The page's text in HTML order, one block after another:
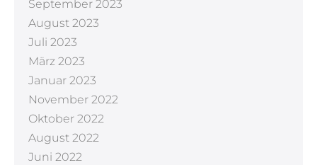
September 2023
August 2023
Juli 2023
März 2023
Januar 2023
November 2022
Oktober 2022
August 2022
Juni 2022